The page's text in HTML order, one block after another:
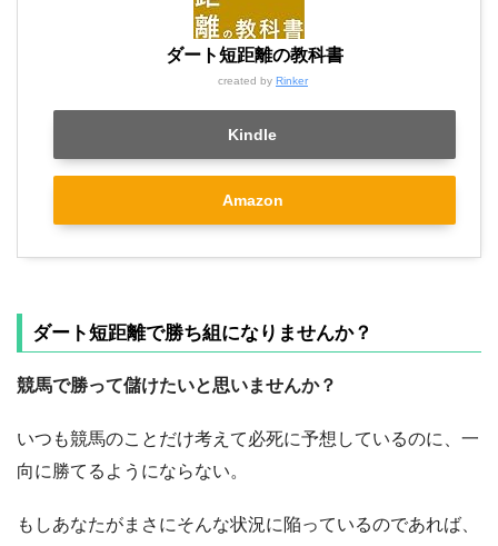
ダート短距離の教科書
created by Rinker
Kindle
Amazon
ダート短距離で勝ち組になりませんか？
競馬で勝って儲けたいと思いませんか？
いつも競馬のことだけ考えて必死に予想しているのに、一
向に勝てるようにならない。
もしあなたがまさにそんな状況に陥っているのであれば、